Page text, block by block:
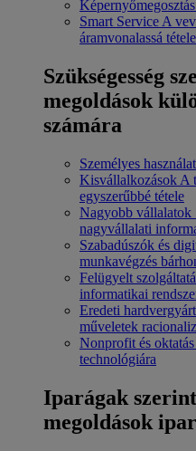
Képernyőmegosztás
Smart Service A
áramvonalassá tétele
Szükségesség
megoldások
számára
Személyes használat
Kisvállalkozások A
egyszerűbbé tétele
Nagyobb vállalatok
nagyvállalati
Szabadúszók és
munkavégzés
Felügyelt
informatikai
Eredeti
műveletek
Nonprofit és oktatás
technológiára
Iparágak szerint
megoldások